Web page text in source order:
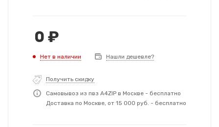
0 ₽
Нет в наличии Нашли дешевле?
Получить скидку
Самовывоз из пвз A4ZIP в Москве - бесплатно
Доставка по Москве, от 15 000 руб. - бесплатно